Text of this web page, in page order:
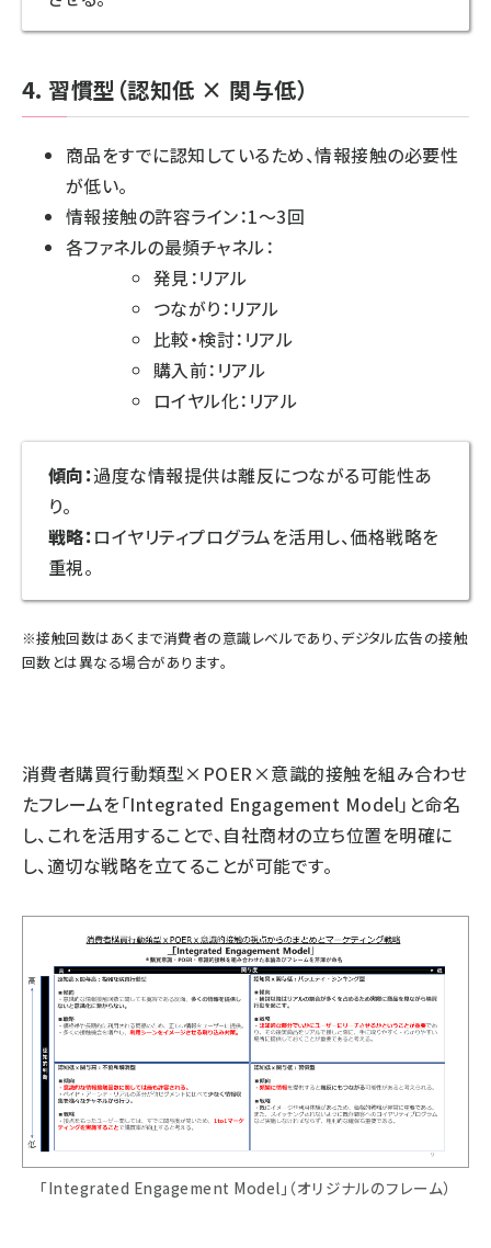
4. 習慣型（認知低 × 関与低）
商品をすでに認知しているため、情報接触の必要性
が低い。
情報接触の許容ライン：1～3回
各ファネルの最頻チャネル：
発見：リアル
つながり：リアル
比較・検討：リアル
購入前：リアル
ロイヤル化：リアル
傾向：過度な情報提供は離反につながる可能性あ
り。
戦略：ロイヤリティプログラムを活用し、価格戦略を
重視。
※接触回数はあくまで消費者の意識レベルであり、デジタル広告の接触
回数とは異なる場合があります。
消費者購買行動類型×POER×意識的接触を組み合わせ
たフレームを「Integrated Engagement Model」と命名
し、これを活用することで、自社商材の立ち位置を明確に
し、適切な戦略を立てることが可能です。
「Integrated Engagement Model」（オリジナルのフレーム）